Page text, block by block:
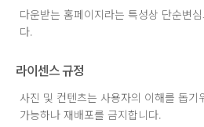
다운받는 홈페이지라는 특성상 단순변
다.
라이센스 규정
사진 및 컨텐츠는 사용자의 이해를 돕기
가능하나 재배포를 금지합니다.